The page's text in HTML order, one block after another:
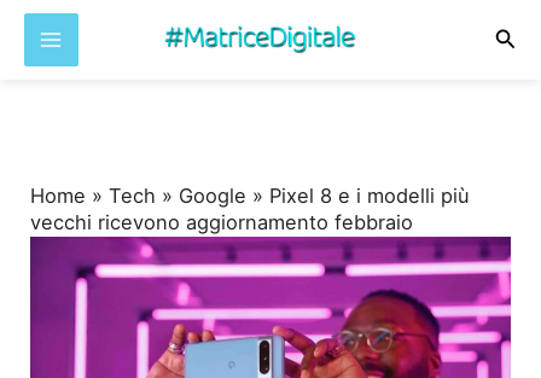
Home »Tech » Google » Pixel 8 e i modelli più
vecchi ricevono aggiornamento febbraio